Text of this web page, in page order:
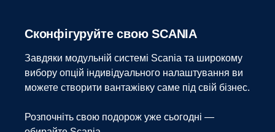
Сконфігуруйте свою SCANIA
Завдяки модульній системі Scania та широкому
вибору опцій індивідуального налаштування ви
можете створити вантажівку саме під свій бізнес.
Розпочніть свою подорож уже сьогодні —